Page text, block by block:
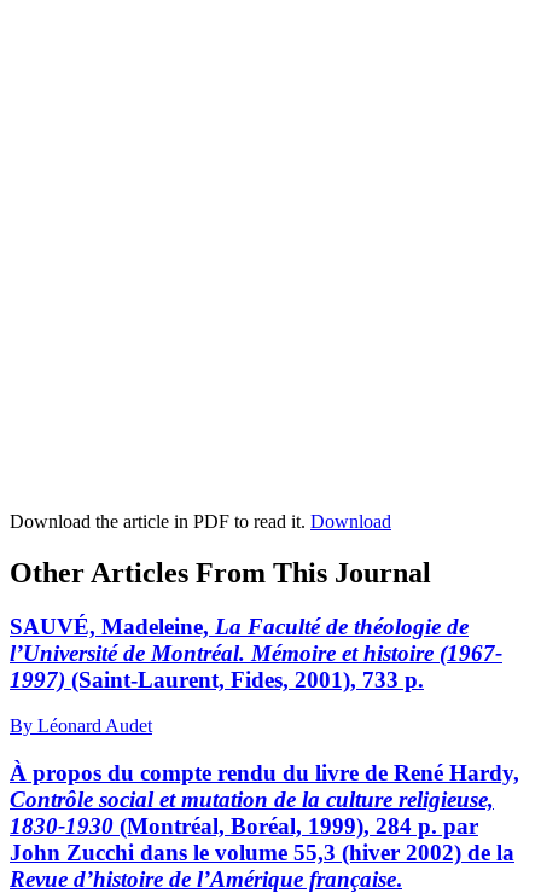
Download the article in PDF to read it. Download
Other Articles From This Journal
SAUVÉ, Madeleine, La Faculté de théologie de
l’Université de Montréal. Mémoire et histoire (1967-
1997) (Saint-Laurent, Fides, 2001), 733 p.
By Léonard Audet
À propos du compte rendu du livre de René Hardy,
Contrôle social et mutation de la culture religieuse,
1830-1930 (Montréal, Boréal, 1999), 284 p. par
John Zucchi dans le volume 55,3 (hiver 2002) de la
Revue d’histoire de l’Amérique française.